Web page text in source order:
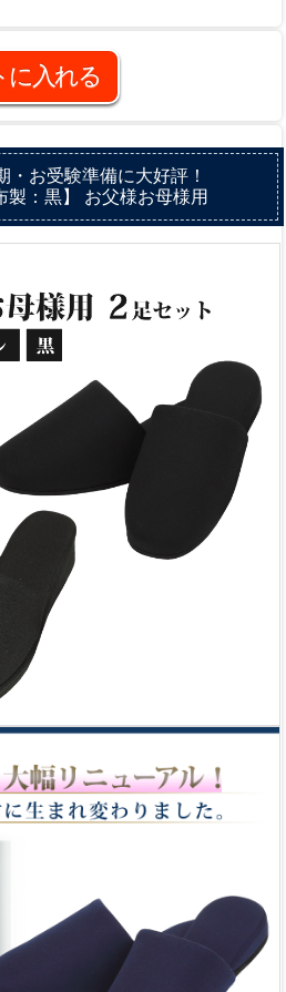
・お受験準備に大好評！
製：黒】 お父様お母様用